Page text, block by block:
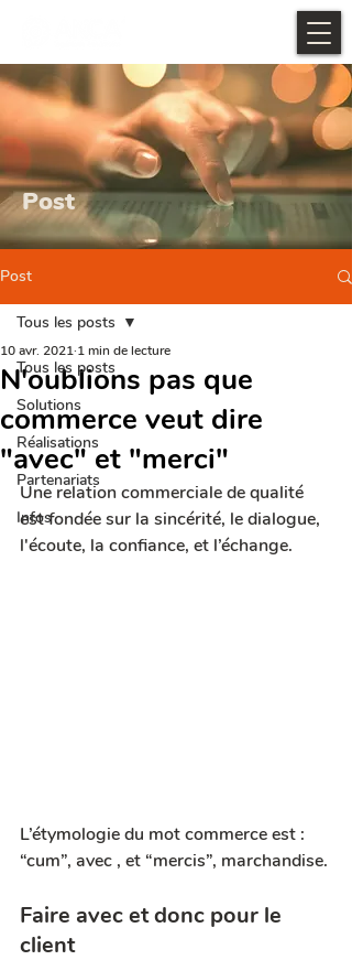
Post
Post
Tous les posts
Solutions
Réalisations
Partenariats
Infos
Tous les posts
N'oublions pas que
commerce veut dire
"avec" et "merci"
10 avr. 2021 1 min de lecture
Une relation commerciale de qualité
est fondée sur la sincérité, le dialogue,
l'écoute, la confiance, et l’échange.
L’étymologie du mot commerce est :
“cum”, avec , et “mercis”, marchandise.
Faire avec et donc pour le
client